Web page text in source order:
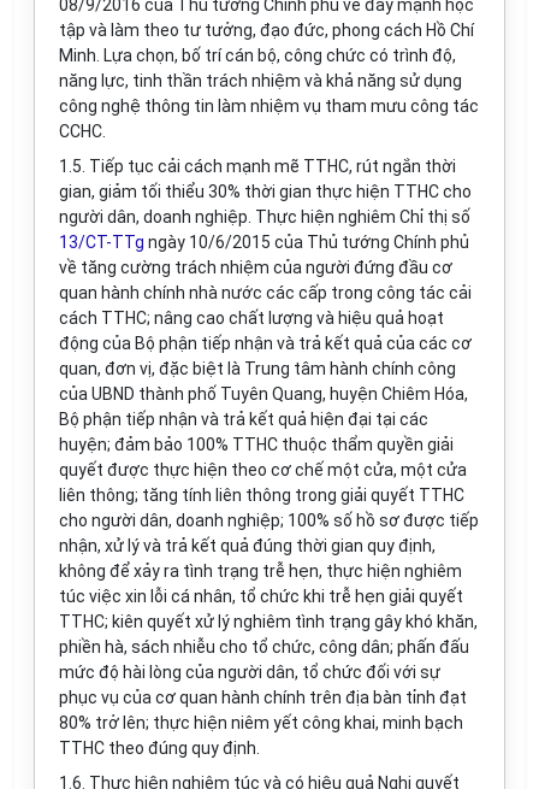
08/9/2016 của Thủ tướng Chính phủ về đẩy mạnh học
tập và làm theo tư tưởng, đạo đức, phong cách Hồ Chí
Minh . Lựa chọn, bố trí cán bộ, công chức có trình độ,
năng lực, tinh thần trách nhiệm và khả năng sử dụng
công nghệ thông tin làm nhiệm vụ tham mưu công tác
CCHC.
1.5. Tiếp tục cải cách mạnh mẽ TTHC, rút ngắn thời
gian, giảm tối thiểu 30% thời gian thực hiện TTHC cho
người dân, doanh nghiệp. Thực hiện nghiêm Chỉ thị số
13/CT-TTg ngày 10/6/2015 của Thủ tướng Chính phủ
về tăng cường trách nhiệm của người đứng đầu cơ
quan hành chính nhà nước các cấp trong công tác cải
cách TTHC; nâng cao chất lượng và hiệu quả hoạt
động của Bộ phận tiếp nhận và trả kết quả của các cơ
quan, đơn vị, đặc biệt là Trung tâm hành chính công
của UBND thành phố Tuyên Quang, huyện Chiêm Hóa,
Bộ phận tiếp nhận và trả kết quả hiện đại tại các
huyện; đảm bảo 100% TTHC thuộc thẩm quyền giải
quyết được thực hiện theo cơ chế một cửa, một cửa
liên thông; tăng tính liên thông trong giải quyết TTHC
cho người dân, doanh nghiệp; 100% số hồ sơ được tiếp
nhận, xử lý và trả kết quả đúng thời gian quy định,
không để xảy ra tình trạng trễ hẹn, thực hiện nghiêm
túc việc xin lỗi cá nhân, tổ chức khi trễ hẹn giải quyết
TTHC; kiên quyết xử lý nghiêm tình trạng gây khó khăn,
phiền hà, sách nhiễu cho tổ chức, công dân; phấn đấu
mức độ hài lòng của người dân, tổ chức đối với sự
phục vụ của cơ quan hành chính trên địa bàn tỉnh đạt
80% trở lên; thực hiện niêm yết công khai, minh bạch
TTHC theo đúng quy định.
1.6. Thực hiện nghiêm túc và có hiệu quả Nghị quyết